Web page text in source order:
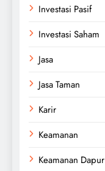
Investasi Pasif
Investasi Saham
Jasa
Jasa Taman
Karir
Keamanan
Keamanan Dapur